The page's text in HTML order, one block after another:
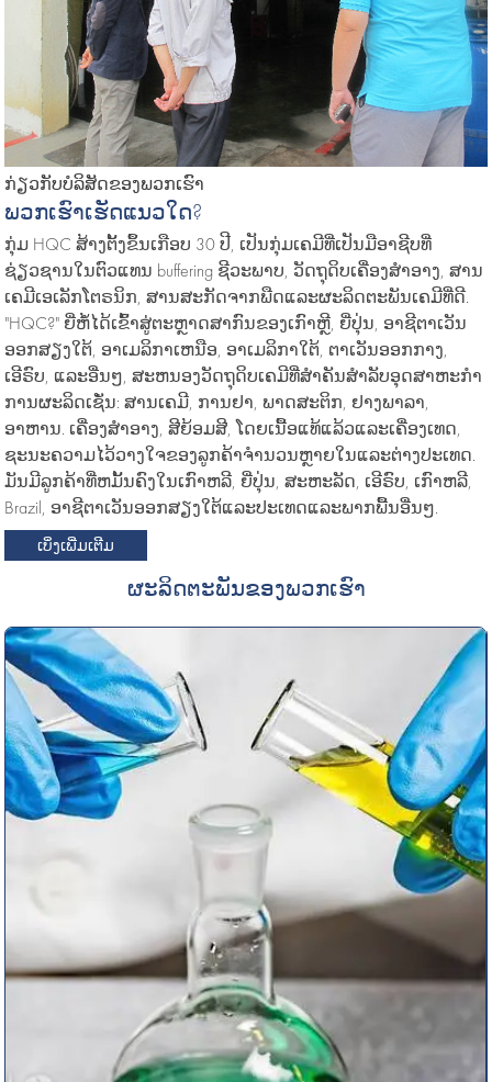
ກ່ຽວກັບບໍລິສັດຂອງພວກເຮົາ
ພວກເຮົາເຮັດແນວໃດ?
ກຸ່ມ HQC ສ້າງຕັ້ງຂຶ້ນເກືອບ 30 ປີ, ເປັນກຸ່ມເຄມີທີ່ເປັນມືອາຊີບທີ່
ຊ່ຽວຊານໃນຕົວແທນ buffering ຊີວະພາບ, ວັດຖຸດິບເຄື່ອງສໍາອາງ, ສານ
ເຄມີເອເລັກໂຕຣນິກ, ສານສະກັດຈາກພືດແລະຜະລິດຕະພັນເຄມີທີ່ດີ.
"HQC?" ຍີ່ຫໍ້ໄດ້ເຂົ້າສູ່ຕະຫຼາດສາກົນຂອງເກົາຫຼີ, ຍີ່ປຸ່ນ, ອາຊີຕາເວັນ
ອອກສຽງໃຕ້, ອາເມລິກາເຫນືອ, ອາເມລິກາໃຕ້, ຕາເວັນອອກກາງ,
ເອີຣົບ, ແລະອື່ນໆ, ສະຫນອງວັດຖຸດິບເຄມີທີ່ສໍາຄັນສໍາລັບອຸດສາຫະກໍາ
ການຜະລິດເຊັ່ນ: ສານເຄມີ, ການຢາ, ພາດສະຕິກ, ຢາງພາລາ,
ອາຫານ. ເຄື່ອງສໍາອາງ, ສີຍ້ອມສີ, ໂດຍເນື້ອແທ້ແລ້ວແລະເຄື່ອງເທດ,
ຊະນະຄວາມໄວ້ວາງໃຈຂອງລູກຄ້າຈໍານວນຫຼາຍໃນແລະຕ່າງປະເທດ.
ມັນມີລູກຄ້າທີ່ຫມັ້ນຄົງໃນເກົາຫລີ, ຍີ່ປຸ່ນ, ສະຫະລັດ, ເອີຣົບ, ເກົາຫລີ,
Brazil, ອາຊີຕາເວັນອອກສຽງໃຕ້ແລະປະເທດແລະພາກພື້ນອື່ນໆ.
ເບິ່ງເພີ່ມເຕີມ
ຜະລິດຕະພັນຂອງພວກເຮົາ